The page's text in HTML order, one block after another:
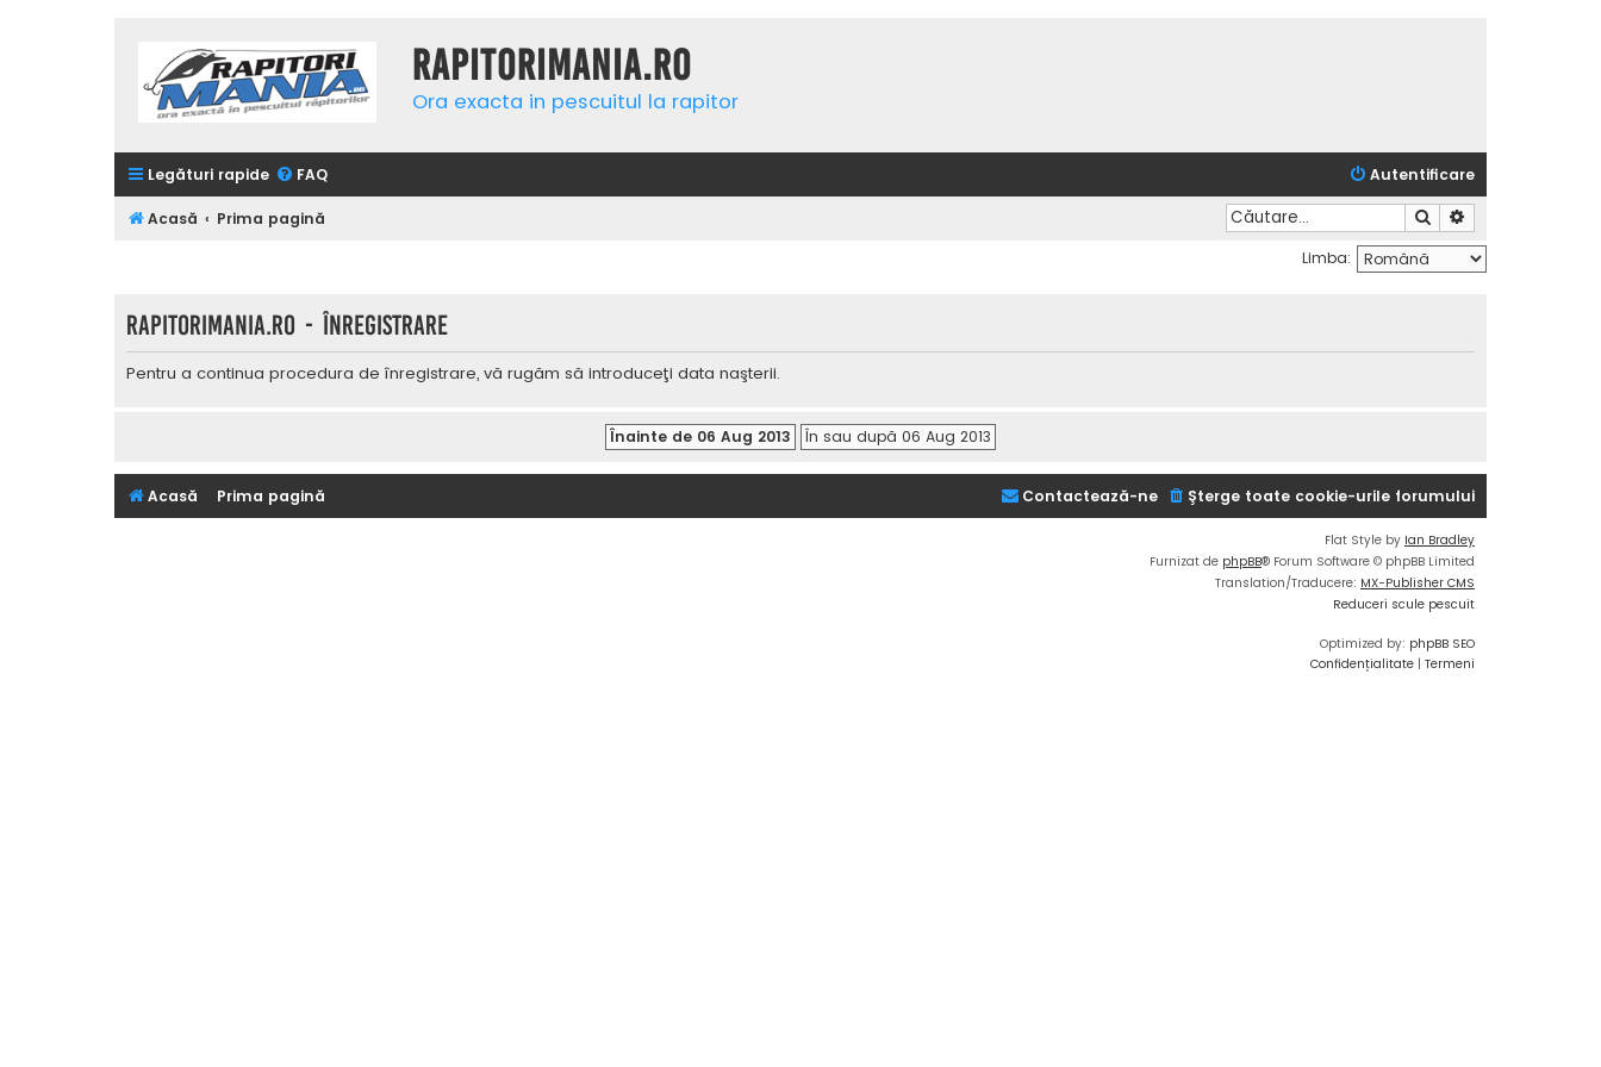
Rapitorimania.ro
Ora exacta in pescuitul la rapitor
Legături rapide FAQ Autentificare
Acasă Prima pagină Căutare
Limba:
Rapitorimania.ro - Înregistrare
Pentru a continua procedura de înregistrare, vă rugăm să introduceţi data naşterii.
Acasă Prima pagină Şterge toate cookie-urile forumului
Contactează-ne
Flat Style by Ian Bradley
Furnizat de phpBB® Forum Software © phpBB Limited
Translation/Traducere: MX-Publisher CMS
Reduceri scule pescuit
Optimized by: phpBB SEO
Confidențialitate | Termeni